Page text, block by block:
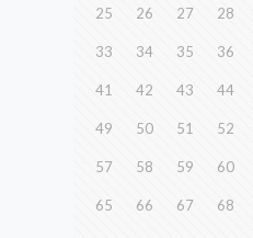
25 26 27 28
33 34 35 36
41 42 43 44
49 50 51 52
57 58 59 60
65 66 67 68